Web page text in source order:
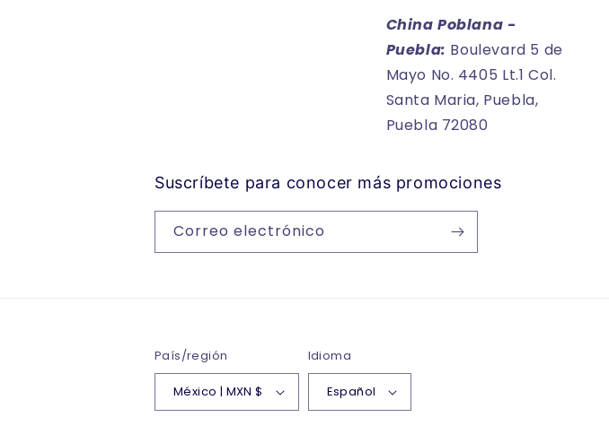
China Poblana -
Puebla: Boulevard 5 de
Mayo No. 4405 Lt.1 Col.
Santa Maria, Puebla,
Puebla 72080
Suscríbete para conocer más promociones
Correo electrónico
País/región
México | MXN $
Idioma
Español